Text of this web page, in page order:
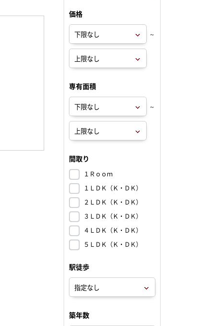
価格
～
専有面積
～
間取り
１Ｒｏｏｍ
１ＬＤＫ（Ｋ・ＤＫ）
２ＬＤＫ（Ｋ・ＤＫ）
３ＬＤＫ（Ｋ・ＤＫ）
４ＬＤＫ（Ｋ・ＤＫ）
５ＬＤＫ（Ｋ・ＤＫ）
駅徒歩
築年数